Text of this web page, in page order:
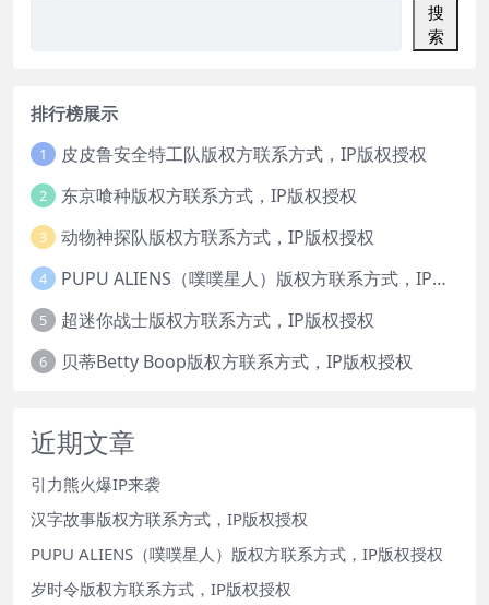
搜
索
排行榜展示
1 皮皮鲁安全特工队版权方联系方式，IP版权授权
2 东京喰种版权方联系方式，IP版权授权
3 动物神探队版权方联系方式，IP版权授权
4 PUPU ALIENS（噗噗星人）版权方联系方式，IP版权授权
5 超迷你战士版权方联系方式，IP版权授权
6 贝蒂Betty Boop版权方联系方式，IP版权授权
近期文章
引力熊火爆IP来袭
汉字故事版权方联系方式，IP版权授权
PUPU ALIENS（噗噗星人）版权方联系方式，IP版权授权
岁时令版权方联系方式，IP版权授权